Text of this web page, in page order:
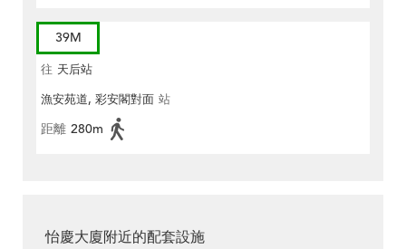
39M
往 天后站
漁安苑道, 彩安閣對面 站
距離 280m
怡慶大廈附近的配套設施